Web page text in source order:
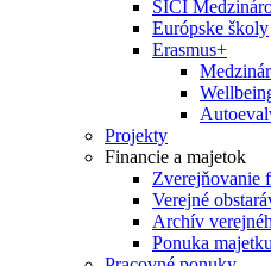
SICI
Európske školy
Erasmus+
Projekty
Financie a majetok
Zverejňovanie
Verejné
Archív
Ponuka